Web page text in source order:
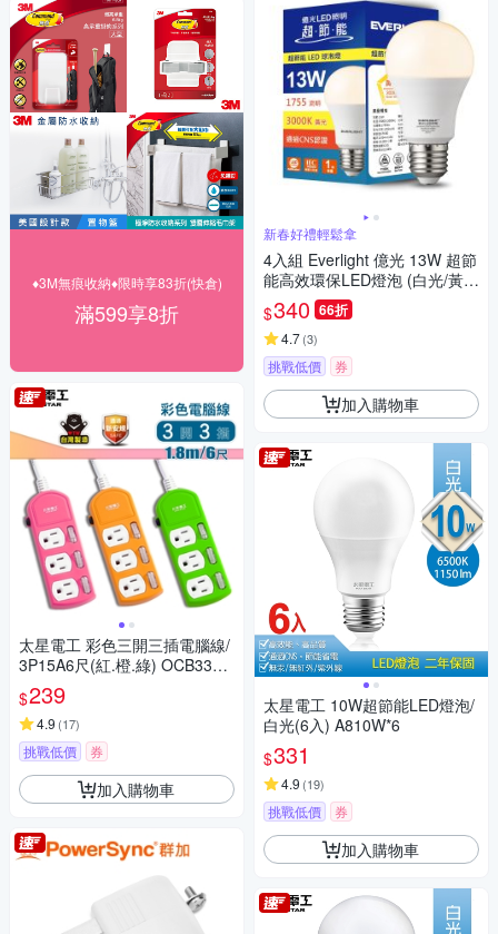
♦3M無痕收納♦限時享83折(快倉)
滿599享8折
太星電工 彩色三開三插電腦線/
3P15A6尺(紅.橙.綠) OCB3330
$239
4.9 (17)
挑戰低價 券
加入購物車
新春好禮輕鬆拿
4入組 Everlight 億光 13W 超節
能高效環保LED燈泡 (白光/黃
光/自然光)
$340 66折
4.7(3)
挑戰低價 券
加入購物車
太星電工 10W超節能LED燈泡/
白光(6入) A810W*6
$331
4.9 (19)
挑戰低價 券
加入購物車